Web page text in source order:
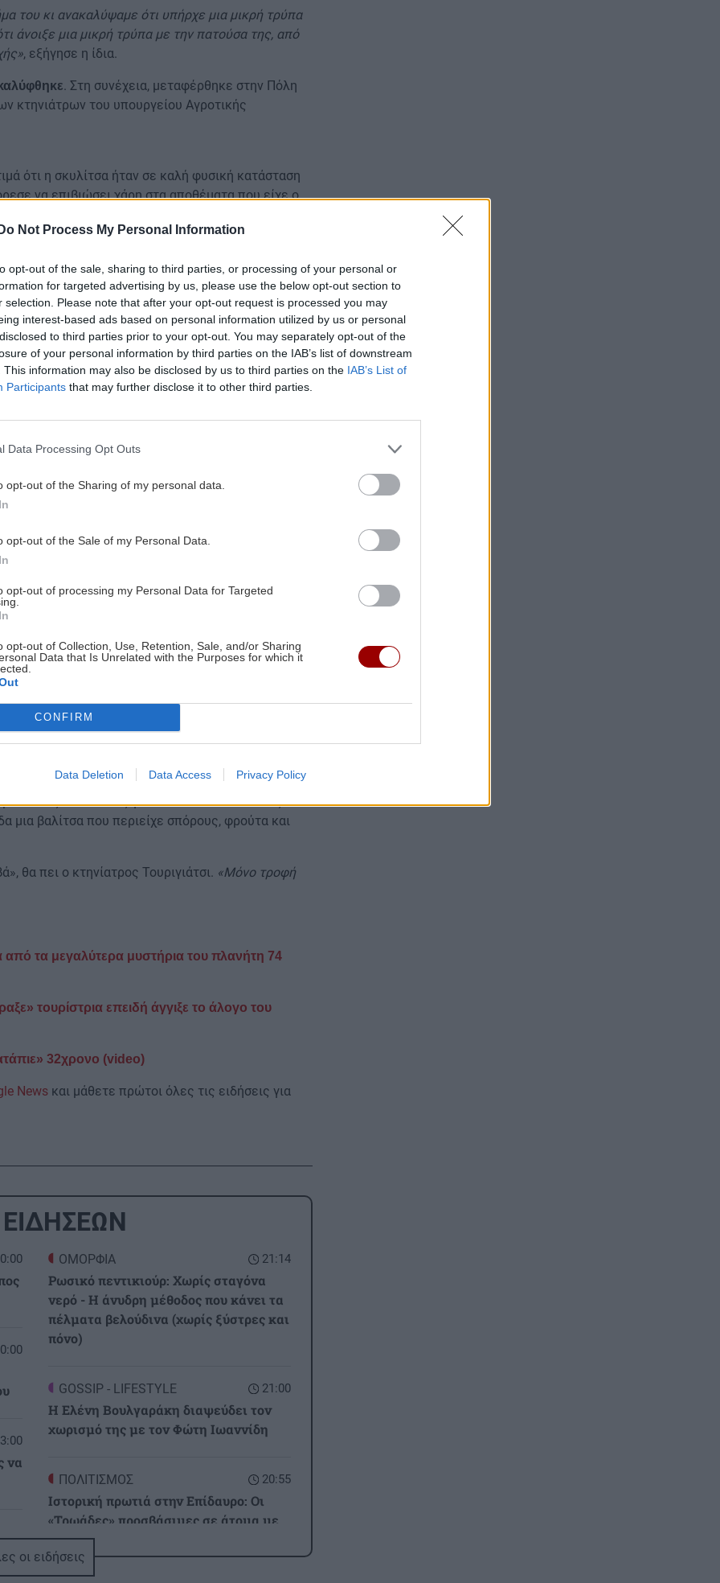
Do Not Process My Personal Information
opt-out of the sale, sharing to third parties, or processing of your personal or
for targeted advertising by us, please use the below opt-out section to
selection. Please note that after your opt-out request is processed you may
interest-based ads based on personal information utilized by us or personal
to third parties prior to your opt-out. You may separately opt-out of the
of your personal information by third parties on the IAB’s list of downstream
This information may also be disclosed by us to third parties on the IAB’s List of
Participants that may further disclose it to other third parties.
Data Processing Opt Outs
opt-out of the Sharing of my personal data.
opt-out of the Sale of my Personal Data.
opt-out of processing my Personal Data for Targeted
opt-out of Collection, Use, Retention, Sale, and/or Sharing
Data that Is Unrelated with the Purposes for which it
CONFIRM
Data Deletion Data Access Privacy Policy
του κι ανακαλύψαμε ότι υπήρχε μια μικρή τρύπα
άνοιξε μια μικρή τρύπα με την πατούσα της, από
, εξήγησε η ίδια.
. Στη συνέχεια, μεταφέρθηκε στην Πόλη
κτηνιάτρων του υπουργείου Αγροτικής
ότι η σκυλίτσα ήταν σε καλή φυσική κατάσταση
να επιβιώσει χάρη στα αποθέματα που είχε ο
που δημιουργήθηκαν λόγω της υγρασίας
και στα ούρα της.
να επιβιώσει, γι’ αυτό τη βαφτίσαμε
τη φωνάζουμε Μίλι»,εξήγησε ο κτηνίατρος,
κιλά και τα πάει θαυμάσια.
είναι πλέον μέλος της ομάδας των σκύλων που
στην Πόλη του Παναμά.
από μία εβδομάδα, ενώ είναι επιφορτισμένη
των ταξιδιωτών, που δεν επιτρέπεται να
ασθένειες τις τοπικές κοινότητες.
που πρέπει να έχει ένας σκύλος για να
ανθρώπους, παιχνιδιάρα και με καλή
Αγκίρε.
στις αποσκευές για να εντοπίσει ύποπτες
μια βαλίτσα που περιείχε σπόρους, φρούτα και
θα πει ο κτηνίατρος Τουριγιάτσι. «Μόνο τροφή
τα μεγαλύτερα μυστήρια του πλανήτη 74
τουρίστρια επειδή άγγιξε το άλογο του
32χρονο (video)
News και μάθετε πρώτοι όλες τις ειδήσεις για
να
21:14
ΟΜΟΡΦΙΑ
Ρωσικό πεντικιούρ: Χωρίς σταγόνα
νερό - Η άνυδρη μέθοδος που κάνει τα
πέλματα βελούδινα (χωρίς ξύστρες και
πόνο)
21:00
GOSSIP - LIFESTYLE
Η Ελένη Βουλγαράκη διαψεύδει τον
χωρισμό της με τον Φώτη Ιωαννίδη
20:55
ΠΟΛΙΤΙΣΜΟΣ
Ιστορική πρωτιά στην Επίδαυρο: Οι
«Τρωάδες» προσβάσιμες σε άτομα με
αισθητηριακές αναπηρίες
οι ειδήσεις